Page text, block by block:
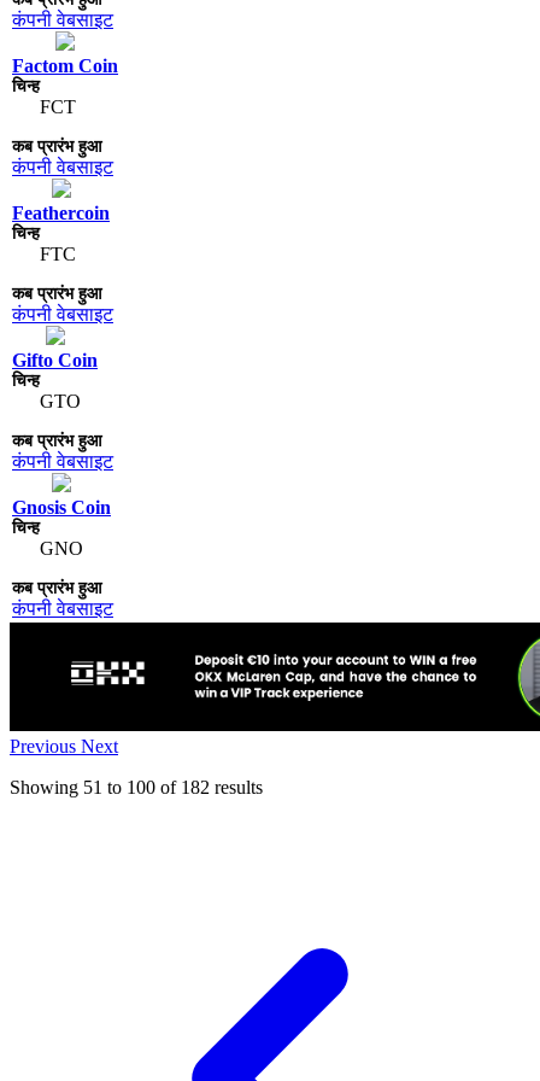
कंपनी वेबसाइट
Factom Coin
FCT
कंपनी वेबसाइट
Feathercoin
FTC
कंपनी वेबसाइट
Gifto Coin
GTO
कंपनी वेबसाइट
Gnosis Coin
GNO
कंपनी वेबसाइट
Previous Next
Showing 51 to 100 of 182 results